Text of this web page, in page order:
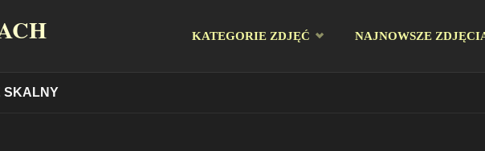
KATEGORIE ZDJĘĆ NAJNOWSZE
SKALNY